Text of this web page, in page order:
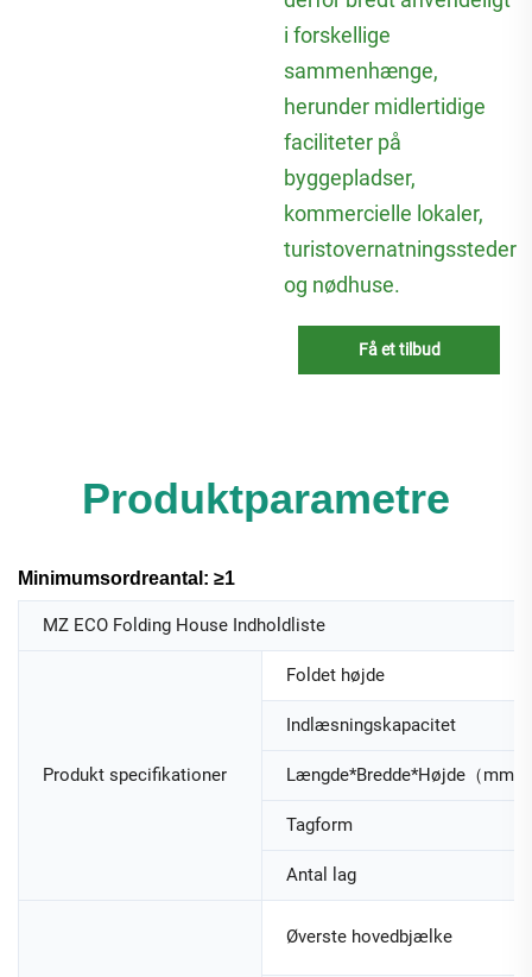
i forskellige
sammenhænge,
herunder midlertidige
faciliteter på
byggepladser,
kommercielle lokaler,
turistovernatningssteder
og nødhuse.
Få et tilbud
Produktparametre
Minimumsordreantal: ≥1
MZ ECO Folding House Indholdliste
Produkt specifikationer
Foldet højde
Indlæsningskapacitet
Længde*Bredde*Højde（mm）
Tagform
Antal lag
Øverste hovedbjælke